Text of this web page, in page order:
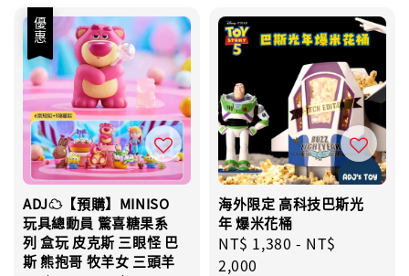
優惠
ADJ☁️【預購】MINISO
玩具總動員 驚喜糖果系
列 盒玩 皮克斯 三眼怪 巴
斯 熊抱哥 牧羊女 三頭羊
海外限定 高科技巴斯光
年 爆米花桶
Regular
price
NT$ 1,380 - NT$
2,000